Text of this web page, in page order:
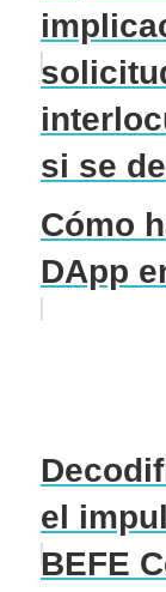
si se
Cómo
DApp
el
BEFE